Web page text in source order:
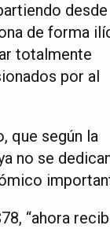
desde
de forma
totalmente
por al
que según la
no se
“ahora